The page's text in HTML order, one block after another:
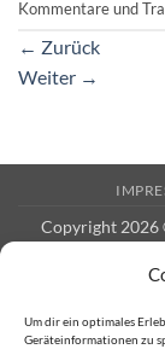
Um dir ein optimales
Geräteinformationen zu
Kommentare und
← Zurück
Weiter →
Copyright 2026